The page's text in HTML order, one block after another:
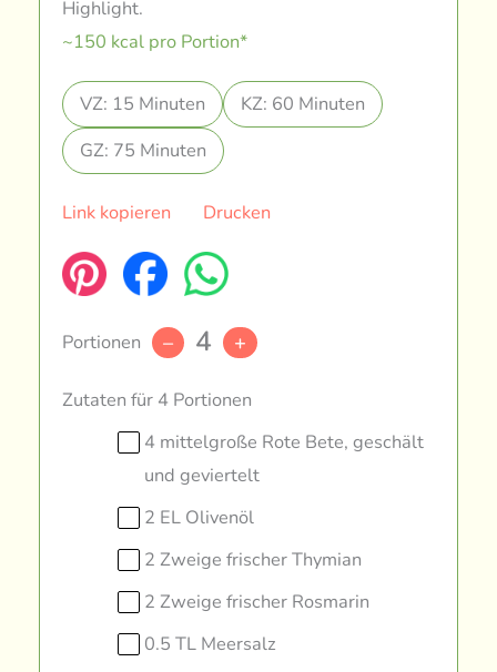
Highlight.
~150 kcal pro Portion*
VZ: 15 Minuten
KZ: 60 Minuten
GZ: 75 Minuten
Link kopieren Drucken
Portionen – 4 +
Zutaten für 4 Portionen
4 mittelgroße Rote Bete, geschält
und geviertelt
2 EL Olivenöl
2 Zweige frischer Thymian
2 Zweige frischer Rosmarin
0.5 TL Meersalz